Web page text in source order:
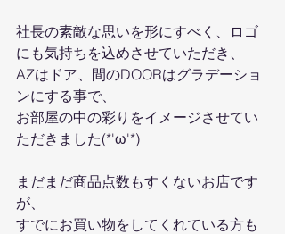
社長の素敵な思いを形にすべく、ロゴ
にも気持ちを込めさせていただき、
AZはドア、間のDOORはグラデーショ
ンにする事で、
お部屋の中の彩りをイメージさせてい
ただきました(*'ω'*)
まだまだ商品点数もすくないお店です
が、
すでにお買い物をしてくれている方も